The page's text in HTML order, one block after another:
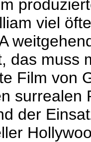
viel
das muss
Film von
surrealen
der